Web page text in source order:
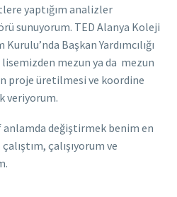
yaptığım analizler
sunuyorum. TED Alanya Koleji
Başkan Yardımcılığı
mezun ya da mezun
proje üretilmesi ve koordine
veriyorum.
anlamda değiştirmek benim en
çalışıyorum ve